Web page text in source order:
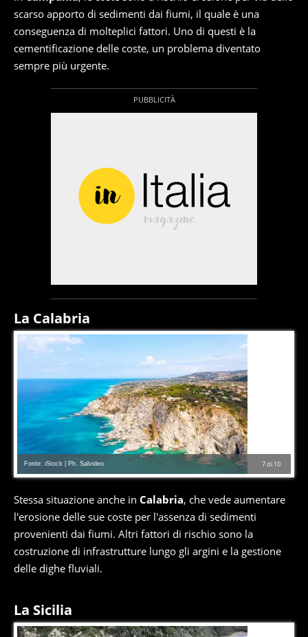
scarso apporto di sedimenti dai fiumi, il quale è una
conseguenza di molteplici fattori. Uno di questi è la
cementificazione delle coste, un problema diventato
sempre più urgente.
La Calabria
7di 10
Fonte: iStock | Ph. Salvideo
Stessa situazione anche in Calabria, che vede aumentare
l'erosione delle sue coste per l'assenza di sedimenti
provenienti dai fiumi. Altri fattori di rischio sono la
costruzione di infrastrutture lungo gli argini e la gestione
delle dighe fluviali.
La Sicilia